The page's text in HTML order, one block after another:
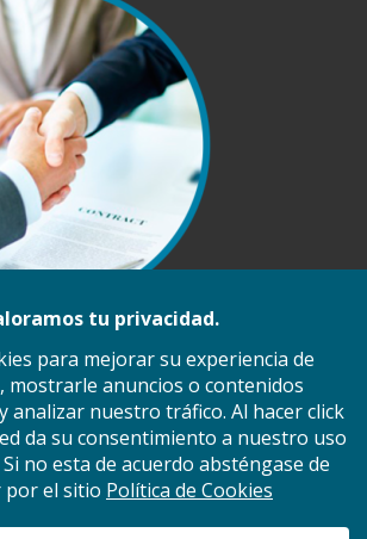
Inicio
Nosotros
Ramos de Operación
Servicios
Principales Proveedores
Políticas